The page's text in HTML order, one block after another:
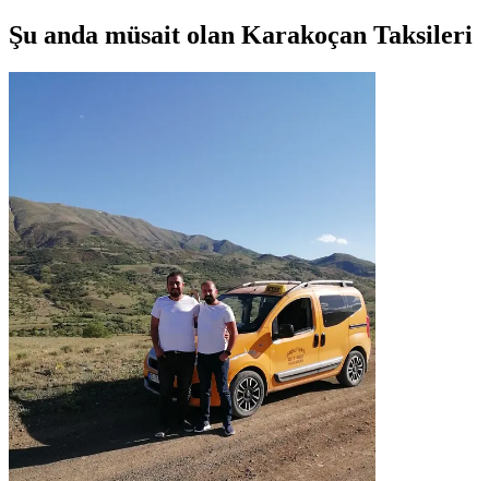
Şu anda müsait olan Karakoçan Taksileri